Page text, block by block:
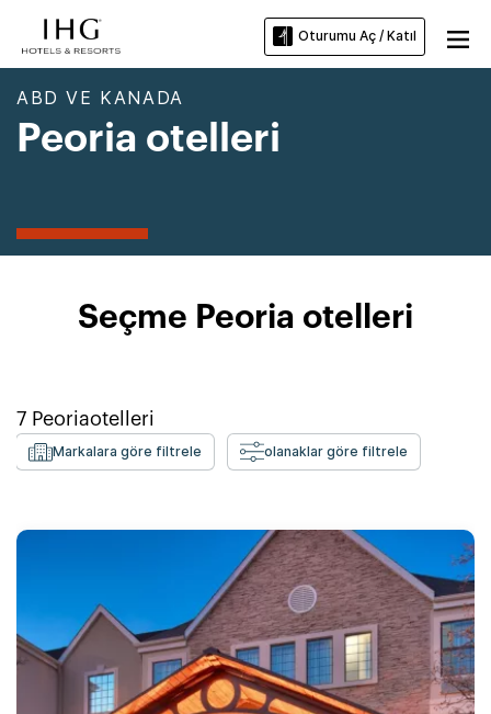
Oturumu Aç / Katıl
ABD VE KANADA
Peoria otelleri
Seçme Peoria otelleri
7 Peoriaotelleri
Markalara göre filtrele olanaklar göre filtrele